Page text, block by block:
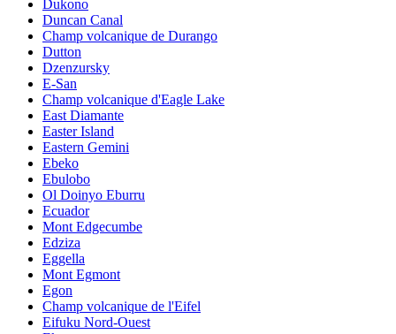
Dukono
Duncan Canal
Champ volcanique de Durango
Dutton
Dzenzursky
E-San
Champ volcanique d'Eagle Lake
East Diamante
Easter Island
Eastern Gemini
Ebeko
Ebulobo
Ol Doinyo Eburru
Ecuador
Mont Edgecumbe
Edziza
Eggella
Mont Egmont
Egon
Champ volcanique de l'Eifel
Eifuku Nord-Ouest